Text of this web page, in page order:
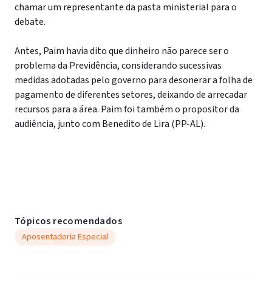
chamar um representante da pasta ministerial para o
debate.
Antes, Paim havia dito que dinheiro não parece ser o
problema da Previdência, considerando sucessivas
medidas adotadas pelo governo para desonerar a folha de
pagamento de diferentes setores, deixando de arrecadar
recursos para a área. Paim foi também o propositor da
audiência, junto com Benedito de Lira (PP-AL).
Tópicos recomendados
Aposentadoria Especial